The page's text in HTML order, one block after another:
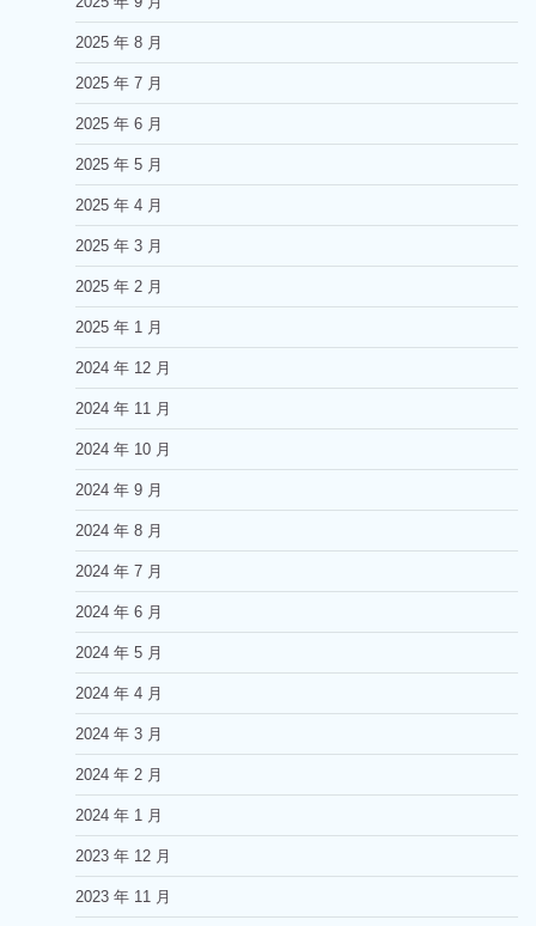
2025 年 8 月
2025 年 7 月
2025 年 6 月
2025 年 5 月
2025 年 4 月
2025 年 3 月
2025 年 2 月
2025 年 1 月
2024 年 12 月
2024 年 11 月
2024 年 10 月
2024 年 9 月
2024 年 8 月
2024 年 7 月
2024 年 6 月
2024 年 5 月
2024 年 4 月
2024 年 3 月
2024 年 2 月
2024 年 1 月
2023 年 12 月
2023 年 11 月